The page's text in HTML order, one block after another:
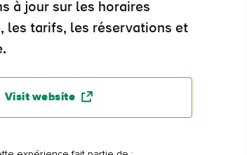
à jour sur les horaires
les tarifs, les réservations et
Visit website